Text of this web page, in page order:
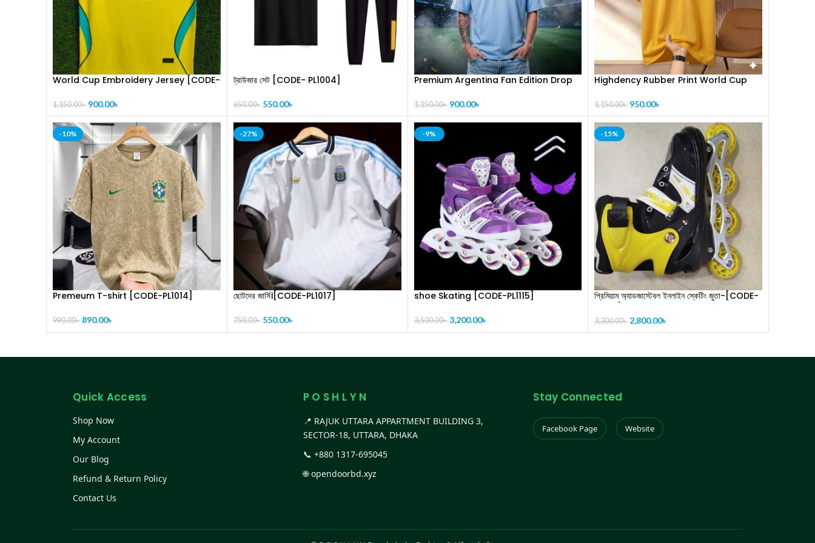
World Cup Embroidery Jersey [CODE-
1,150.00৳ 900.00৳
ট্রাউজার সেট [CODE- PL1004]
650.00৳ 550.00৳
Premium Argentina Fan Edition Drop
1,150.00৳ 900.00৳
Highdency Rubber Print World Cup
1,150.00৳ 950.00৳
-10%
Premeum T-shirt [CODE-PL1014]
990.00৳ 890.00৳
-27%
ছোটদের জার্সি।[CODE-PL1017]
750.00৳ 550.00৳
-9%
shoe Skating [CODE-PL1115]
3,500.00৳ 3,200.00৳
-15%
প্রিমিয়াম অ্যাডজাস্টেবল ইনলাইন স্কেটিং জুতা-[CODE-
3,300.00৳ 2,800.00৳
Quick Access
Shop Now
My Account
Our Blog
Refund & Return Policy
Contact Us
P O S H L Y N
📍 RAJUK UTTARA APPARTMENT BUILDING 3,
SECTOR-18, UTTARA, DHAKA
📞 +880 1317-695045
🌐opendoorbd.xyz
Stay Connected
Facebook Page Website